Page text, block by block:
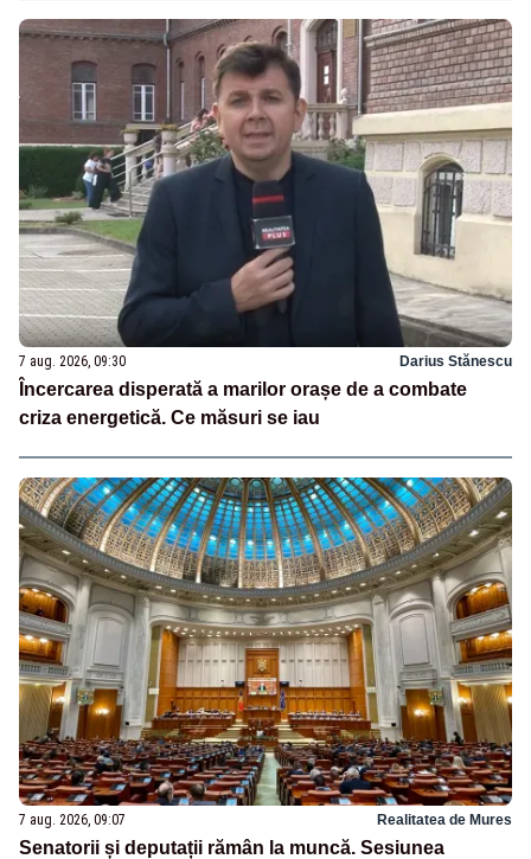
7 aug. 2026, 09:30 Darius Stănescu
Încercarea disperată a marilor orașe de a combate
criza energetică. Ce măsuri se iau
7 aug. 2026, 09:07 Realitatea de Mures
Senatorii și deputații rămân la muncă. Sesiunea